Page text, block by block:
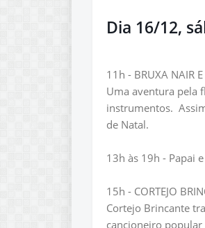
Dia 16/12,
11h - BRUXA NAIR
Uma aventura pela
instrumentos.
de Natal.
13h às 19h - Papai
15h - CORTEJO
Cortejo Brincante
cancioneiro